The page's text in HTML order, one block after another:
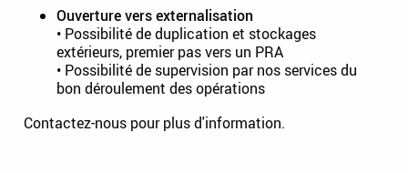
Ouverture vers externalisation
• Possibilité de duplication et stockages
extérieurs, premier pas vers un PRA
• Possibilité de supervision par nos services du
bon déroulement des opérations
Contactez-nous pour plus d'information.